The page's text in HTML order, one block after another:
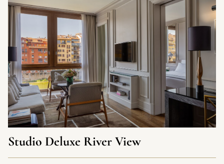
Studio Deluxe River View